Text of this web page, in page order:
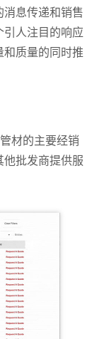
消息传递和销售
引人注目的响应
和质量的同时推
材的主要经销
他批发商提供服